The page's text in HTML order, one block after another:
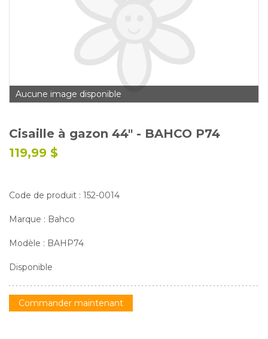
Calendrier horticole
Emplois
Service à la clientèle
Nous joindre
Aucune image disponible
Cisaille à gazon 44" - BAHCO P74
119,99 $
Code de produit : 152-0014
Marque : Bahco
Modèle : BAHP74
Disponible
Commander maintenant